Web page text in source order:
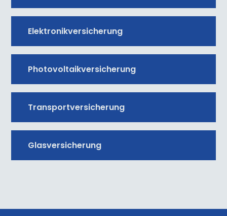
Elektronikversicherung
Photovoltaikversicherung
Transportversicherung
Glasversicherung